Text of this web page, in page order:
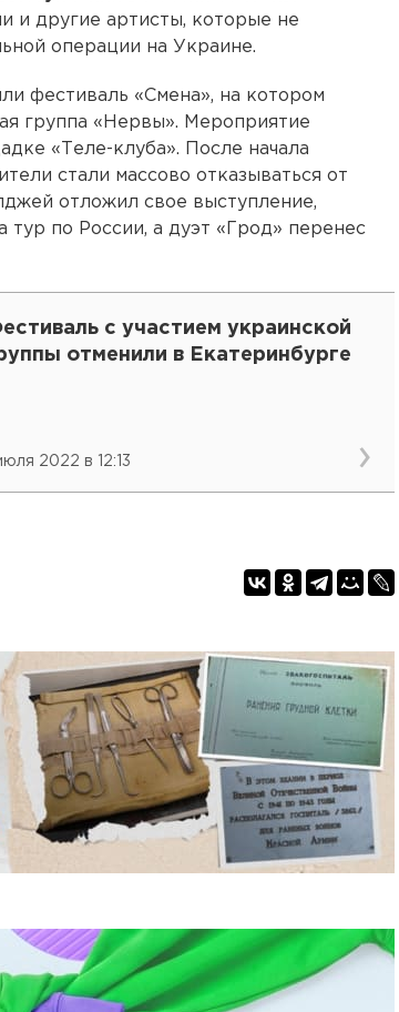
и другие артисты, которые не
операции на Украине.
фестиваль «Смена», на котором
группа «Нервы». Мероприятие
«Теле-клуба». После начала
стали массово отказываться от
отложил свое выступление,
тур по России, а дуэт «Грод» перенес
с участием украинской
отменили в Екатеринбурге
июля 2022 в 12:13